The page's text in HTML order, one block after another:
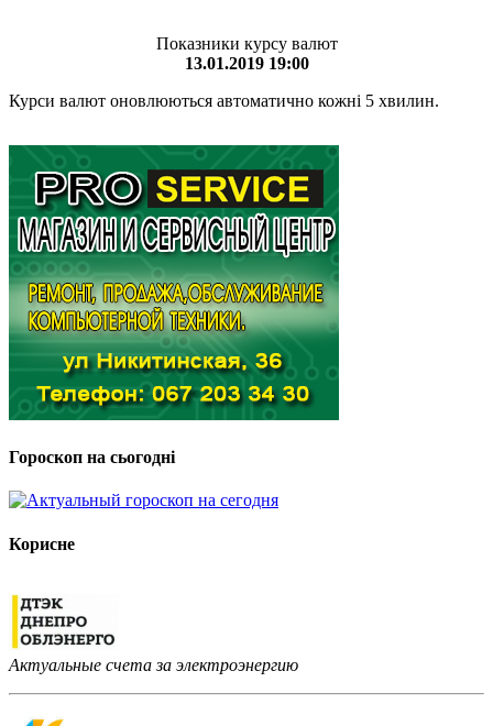
Показники курсу валют
13.01.2019 19:00
Курси валют оновлюються автоматично кожні 5 хвилин.
Гороскоп на сьогодні
Корисне
Актуальные счета за электроэнергию